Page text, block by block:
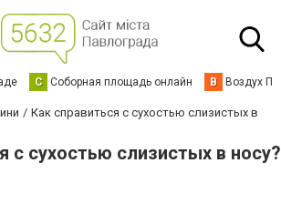
С Соборная площадь онлайн В Воздух
Как справиться с сухостью слизистых в
с сухостью слизистых в носу?